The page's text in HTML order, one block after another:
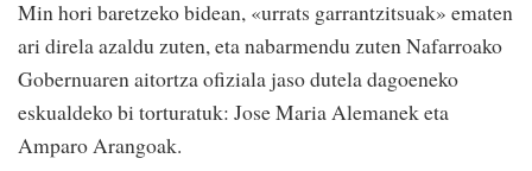
Min hori baretzeko bidean, «urrats garrantzitsuak» ematen
ari direla azaldu zuten, eta nabarmendu zuten Nafarroako
Gobernuaren aitortza ofiziala jaso dutela dagoeneko
eskualdeko bi torturatuk: Jose Maria Alemanek eta
Amparo Arangoak.